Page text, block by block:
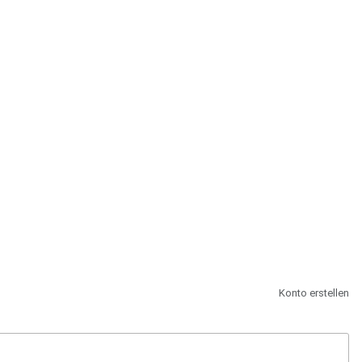
Konto erstellen